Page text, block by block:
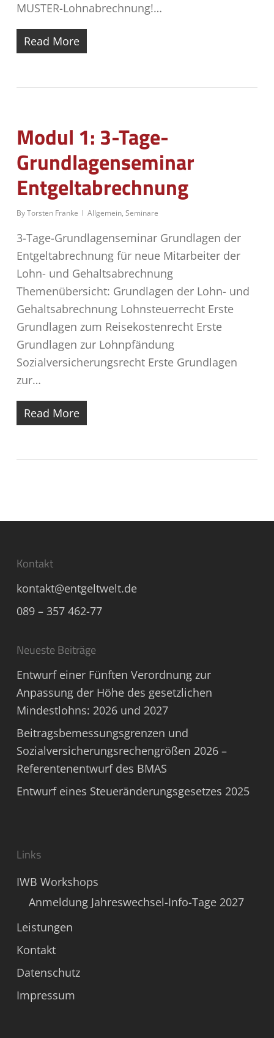
MUSTER-Lohnabrechnung!…
Read More
Modul 1: 3-Tage-
Grundlagenseminar
Entgeltabrechnung
ByTorsten Franke Allgemein, Seminare
3-Tage-Grundlagenseminar Grundlagen der
Entgeltabrechnung für neue Mitarbeiter der
Lohn- und Gehaltsabrechnung
Themenübersicht: Grundlagen der Lohn- und
Gehaltsabrechnung Lohnsteuerrecht Erste
Grundlagen zum Reisekostenrecht Erste
Grundlagen zur Lohnpfändung
Sozialversicherungsrecht Erste Grundlagen
zur…
Read More
Kontakt
kontakt@entgeltwelt.de
089 – 357 462-77
Neueste Beiträge
Entwurf einer Fünften Verordnung zur
Anpassung der Höhe des gesetzlichen
Mindestlohns: 2026 und 2027
Beitragsbemessungsgrenzen und
Sozialversicherungsrechengrößen 2026 –
Referentenentwurf des BMAS
Entwurf eines Steueränderungsgesetzes 2025
Links
IWB Workshops
Anmeldung Jahreswechsel-Info-Tage 2027
Leistungen
Kontakt
Datenschutz
Impressum